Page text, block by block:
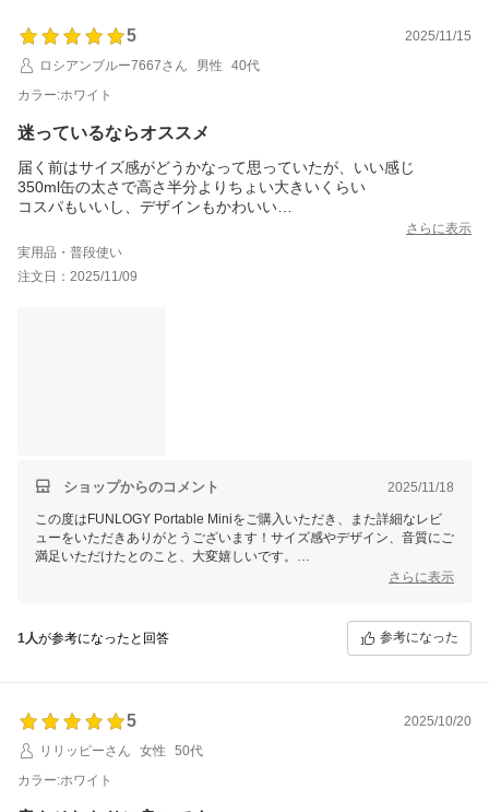
そのようなご状況の中、商品については大変満足いただいているとのお
言葉、大変励みになります！
これからもより良い製品とサポートを提供できるよう努めてまいります
ので、引き続き当社商品をご愛顧いただければ幸いです。
らせください。
FUNLOGYスタッフ
5
2025/11/15
ロシアンブルー7667さん
男性
40代
カラー:ホワイト
迷っているならオススメ
届く前はサイズ感がどうかなって思っていたが、いい感じ
350ml缶の太さで高さ半分よりちょい大きいくらい
コスパもいいし、デザインもかわいい
個人的にはお風呂に持ち運び入浴を楽しんでいる
と他の選択肢も生まれてくるので悩ましいところ
さらに表示
実用品・普段使い
注文日：2025/11/09
ショップからのコメント 2025/11/18
この度はFUNLOGY Portable Miniをご購入いただき、また詳細なレビ
ューをいただきありがとうございます！サイズ感やデザイン、音質にご
満足いただけたとのこと、大変嬉しいです。
特に低音の評価をしていただけた点は、商品開発の励みになります。
「もう一つ欲しくなる」とのご意見も嬉しい限りです♪ぜひTWS機能を
活用することでより広がりのある音楽をお楽しみいただけますので、ぜ
さらに表示
1人が参考になったと回答 参考になった
5
2025/10/20
リリッピーさん
女性
50代
カラー:ホワイト